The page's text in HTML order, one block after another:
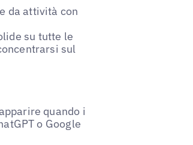
da attività con
su tutte le
sul
quando i
o Google